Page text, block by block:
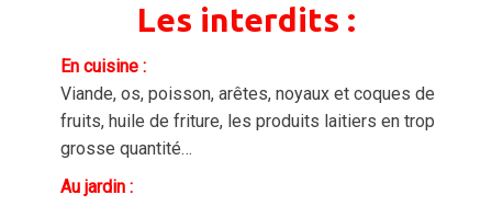
Les interdits :
En cuisine :
Viande, os, poisson, arêtes, noyaux et coques de
fruits, huile de friture, les produits laitiers en trop
grosse quantité…
Au jardin :